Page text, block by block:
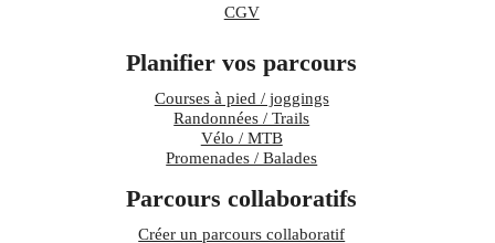
CGV
Planifier vos parcours
Courses à pied / joggings
Randonnées / Trails
Vélo / MTB
Promenades / Balades
Parcours collaboratifs
Créer un parcours collaboratif